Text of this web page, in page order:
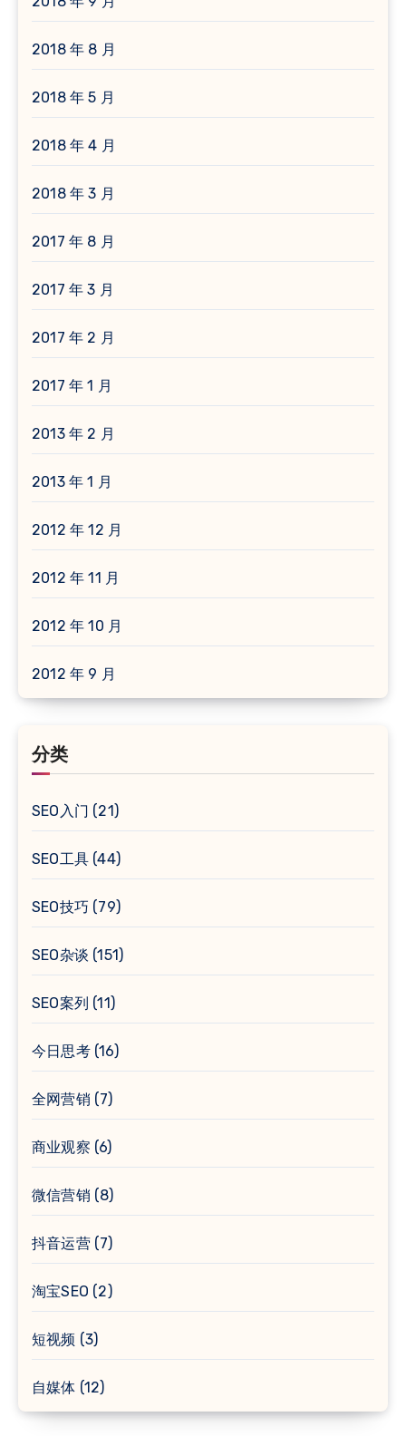
2018 年 8 月
2018 年 5 月
2018 年 4 月
2018 年 3 月
2017 年 8 月
2017 年 3 月
2017 年 2 月
2017 年 1 月
2013 年 2 月
2013 年 1 月
2012 年 12 月
2012 年 11 月
2012 年 10 月
2012 年 9 月
分类
SEO入门 (21)
SEO工具 (44)
SEO技巧 (79)
SEO杂谈 (151)
SEO案列 (11)
今日思考(16)
全网营销 (7)
商业观察 (6)
微信营销 (8)
抖音运营(7)
淘宝SEO (2)
短视频 (3)
自媒体 (12)